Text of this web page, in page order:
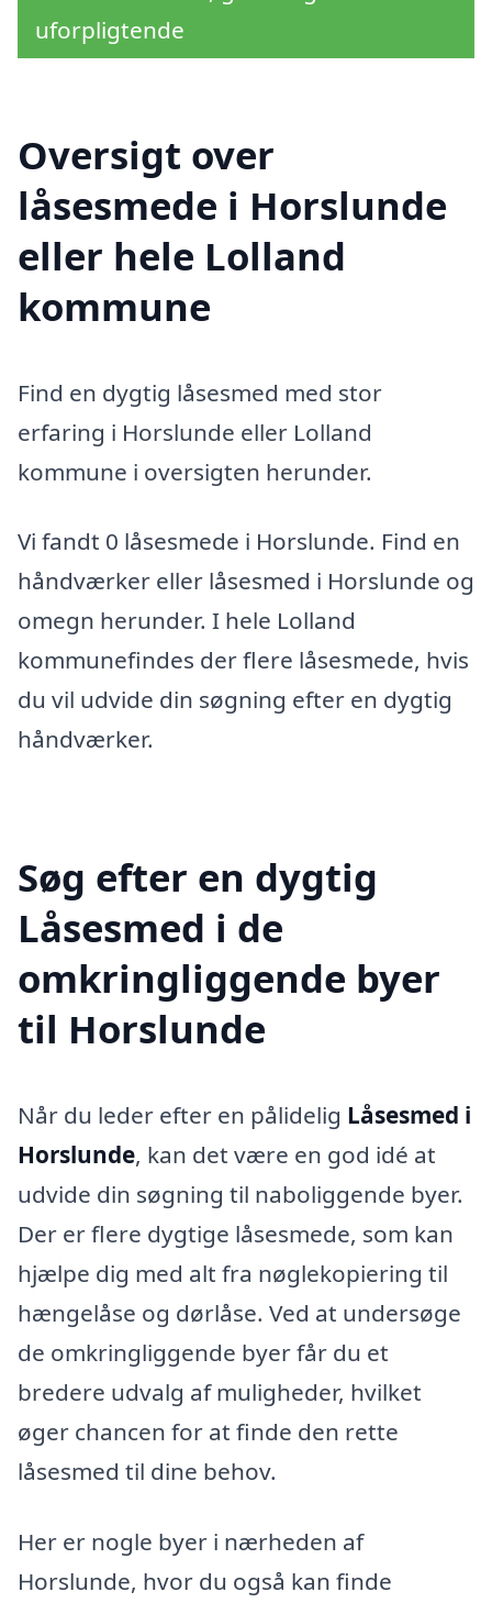
uforpligtende
Oversigt over
låsesmede i Horslunde
eller hele Lolland
kommune
Find en dygtig låsesmed med stor
erfaring i Horslunde eller Lolland
kommune i oversigten herunder.
Vi fandt 0 låsesmede i Horslunde. Find en
håndværker eller låsesmed i Horslunde og
omegn herunder. I hele Lolland
kommunefindes der flere låsesmede, hvis
du vil udvide din søgning efter en dygtig
håndværker.
Søg efter en dygtig
Låsesmed i de
omkringliggende byer
til Horslunde
Når du leder efter en pålidelig Låsesmed i
Horslunde, kan det være en god idé at
udvide din søgning til naboliggende byer.
Der er flere dygtige låsesmede, som kan
hjælpe dig med alt fra nøglekopiering til
hængelåse og dørlåse. Ved at undersøge
de omkringliggende byer får du et
bredere udvalg af muligheder, hvilket
øger chancen for at finde den rette
låsesmed til dine behov.
Her er nogle byer i nærheden af
Horslunde, hvor du også kan finde